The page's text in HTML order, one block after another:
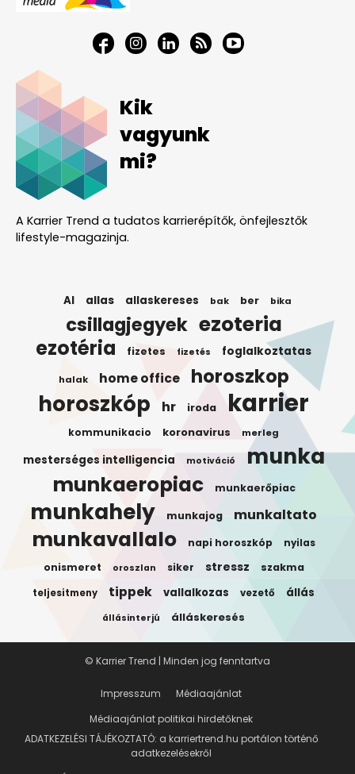
Kik
vagyunk
mi?
A Karrier Trend a tudatos karrierépítők, önfejlesztők
lifestyle-magazinja.
AI allas allaskereses bak ber bika
csillagjegyek ezoteria
ezotéria fizetes fizetés foglalkoztatas
halak home office horoszkop
horoszkóp hr iroda karrier
kommunikacio koronavirus merleg
mesterséges intelligencia motiváció munka
munkaeropiac munkaerőpiac
munkahely munkajog munkaltato
munkavallalo napi horoszkóp nyilas
onismeret oroszlan siker stressz szakma
teljesitmeny tippek vallalkozas vezető állás
állásinterjú álláskeresés
Impresszum
Médiaajánlat
Médiaajánlat politikai hirdetőknek
ADATKEZELÉSI TÁJÉKOZTATÓ: a karriertrend.hu portálon történő
adatkezelésekről
© Karrier Trend | Minden jog fenntartva